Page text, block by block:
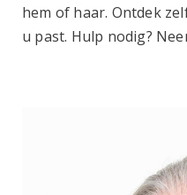
hem of haar. Ontdek
u past. Hulp nodig?